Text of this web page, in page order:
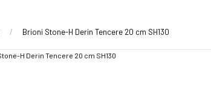
Brioni Stone-H Derin Tencere 20 cm SH130